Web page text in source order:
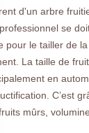
d'un arbre
se
pour le tailler de
La taille de
en
C’est
mûrs,